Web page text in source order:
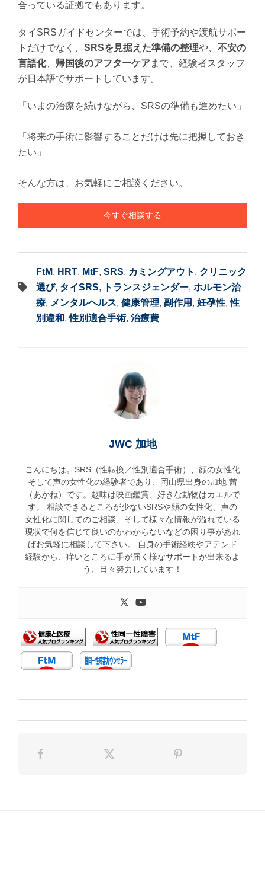
合っている証拠でもあります。
タイSRSガイドセンターでは、手術予約や渡航サポー
トだけでなく、 SRSを見据えた準備の整理や、 不安の
言語化、 帰国後のアフターケアまで、経験者スタッフ
が日本語でサポートしています。
「いまの治療を続けながら、SRSの準備も進めたい」
「将来の手術に影響することだけは先に把握しておき
たい」
そんな方は、お気軽にご相談ください。
今すぐ相談する
FtM, HRT, MtF, SRS, カミングアウト , クリニック
選び, タイSRS, トランスジェンダー, ホルモン治
療, メンタルヘルス, 健康管理, 副作用 , 妊孕性,性
別違和,性別適合手術, 治療費
JWC 加地
こんにちは。SRS（性転換／性別適合手術）、顔の女性化
そして声の女性化の経験者であり、岡山県出身の加地 茜
（あかね）です。趣味は映画鑑賞、好きな動物はカエルで
す。 相談できるところが少ないSRSや顔の女性化、声の
女性化に関してのご相談、そして様々な情報が溢れている
現状で何を信じて良いのかわからないなどの困り事があれ
ばお気軽に相談して下さい。 自身の手術経験やアテンド
経験から、痒いところに手が届く様なサポートが出来るよ
う、日々努力しています！